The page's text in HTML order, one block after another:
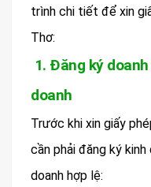
trình chi tiết để xin
Thơ:
1. Đăng ký
doanh
Trước khi xin giấy
cần phải đăng ký
doanh hợp lệ: